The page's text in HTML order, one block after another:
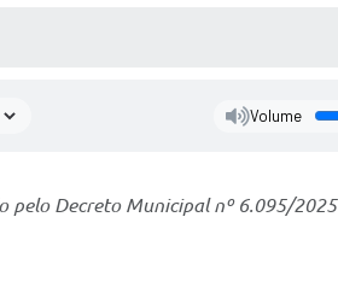
Volume
pelo Decreto Municipal nº 6.095/2025